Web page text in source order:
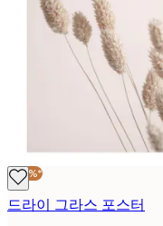
-40%*
드라이 그라스 포스터